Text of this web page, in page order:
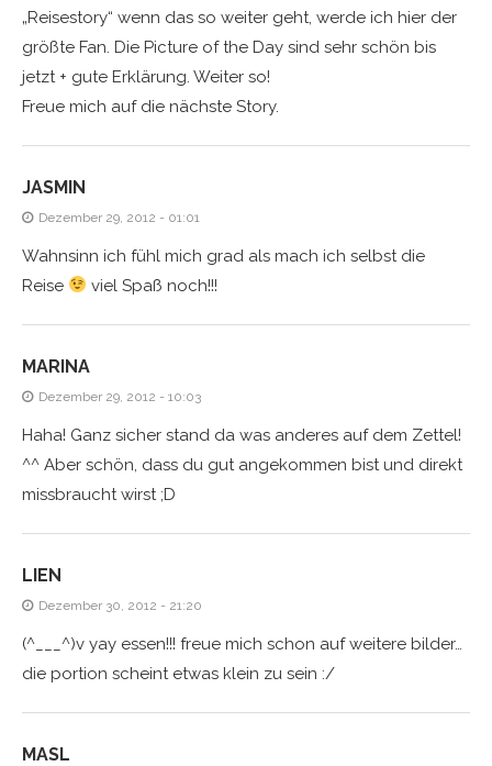
„Reisestory“ wenn das so weiter geht, werde ich hier der
größte Fan. Die Picture of the Day sind sehr schön bis
jetzt + gute Erklärung. Weiter so!
Freue mich auf die nächste Story.
JASMIN
Dezember 29, 2012 - 01:01
Wahnsinn ich fühl mich grad als mach ich selbst die
Reise
viel Spaß noch!!!
MARINA
Dezember 29, 2012 - 10:03
Haha! Ganz sicher stand da was anderes auf dem Zettel!
^^ Aber schön, dass du gut angekommen bist und direkt
missbraucht wirst ;D
LIEN
Dezember 30, 2012 - 21:20
(^___^)v yay essen!!! freue mich schon auf weitere bilder…
die portion scheint etwas klein zu sein :/
MASL